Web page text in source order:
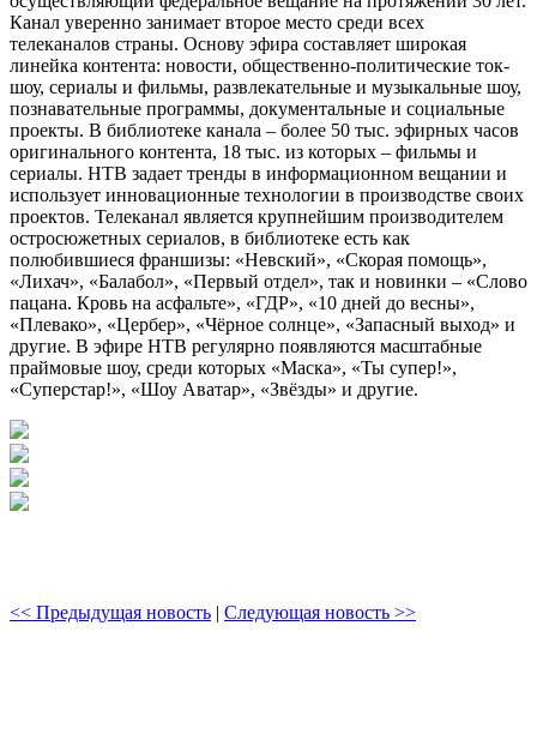
Канал уверенно занимает второе место среди всех
телеканалов страны. Основу эфира составляет широкая
линейка контента: новости, общественно-политические ток-
шоу, сериалы и фильмы, развлекательные и музыкальные шоу,
познавательные программы, документальные и социальные
проекты. В библиотеке канала – более 50 тыс. эфирных часов
оригинального контента, 18 тыс. из которых – фильмы и
сериалы. НТВ задает тренды в информационном вещании и
использует инновационные технологии в производстве своих
проектов. Телеканал является крупнейшим производителем
остросюжетных сериалов, в библиотеке есть как
полюбившиеся франшизы: «Невский», «Скорая помощь»,
«Лихач», «Балабол», «Первый отдел», так и новинки – «Слово
пацана. Кровь на асфальте», «ГДР», «10 дней до весны»,
«Плевако», «Цербер», «Чёрное солнце», «Запасный выход» и
другие. В эфире НТВ регулярно появляются масштабные
праймовые шоу, среди которых «Маска», «Ты супер!»,
«Суперстар!», «Шоу Аватар», «Звёзды» и другие.
<< Предыдущая новость | Следующая новость >>